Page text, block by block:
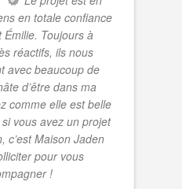
en totale confiance
Émilie. Toujours à
réactifs, ils nous
avec beaucoup de
d’être dans ma
comme elle est belle
vous avez un projet
c’est Maison Jaden
pour vous
!